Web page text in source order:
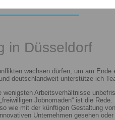
in Düsseldorf
wachsen dürfen, um am
deutschlandweit unterstütze ich
Arbeitsverhältnisse
Jobnomaden“ ist die
wie mit der künftigen Gestaltung
Unternehmen gesehen